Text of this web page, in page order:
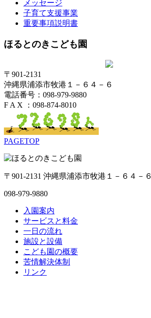
メッセージ
子育て支援事業
重要事項説明書
ほるとのきこども園
〒901-2131
沖縄県浦添市牧港１－６４－６
電話番号：098-979-9880
F A X ：098-874-8010
PAGETOP
〒901-2131 沖縄県浦添市牧港１－６４－６
098-979-9880
入園案内
サービスと料金
一日の流れ
施設と設備
こども園の概要
苦情解決体制
リンク